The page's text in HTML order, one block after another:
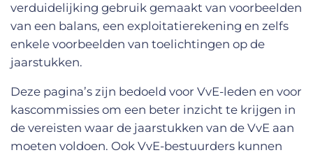
verduidelijking gebruik gemaakt van voorbeelden
van een balans, een exploitatierekening en zelfs
enkele voorbeelden van toelichtingen op de
jaarstukken.
Deze pagina’s zijn bedoeld voor VvE-leden en voor
kascommissies om een beter inzicht te krijgen in
de vereisten waar de jaarstukken van de VvE aan
moeten voldoen. Ook VvE-bestuurders kunnen